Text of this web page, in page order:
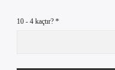
10 - 4 kaçtır? *